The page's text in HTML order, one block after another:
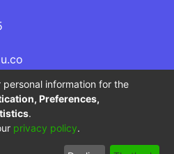
Institución de Educación
sujeta a inspección y vigilancia
de Educación Nacional.
End User Send
information for the
Preferences,
.
privacy policy.